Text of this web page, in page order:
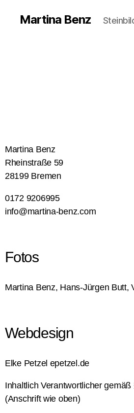
Martina Benz
Martina Benz
Rheinstraße 59
28199 Bremen
0172 9206995
info@martina-benz.com
Fotos
Martina Benz, Hans-Jürgen Butt,
Webdesign
Elke Petzel epetzel.de
Inhaltlich Verantwortlicher
(Anschrift wie oben)